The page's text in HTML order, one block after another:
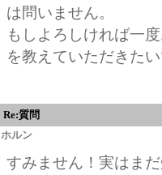
は問いません。
もしよろしければ一
を教えていただきた
Re:質問
ホルン
すみません！実はま